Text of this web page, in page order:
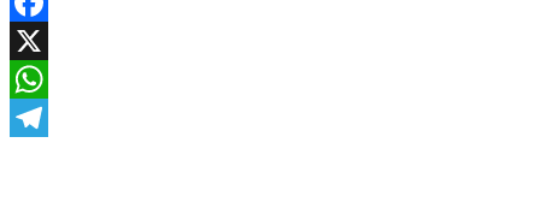
Facebook
X
WhatsApp